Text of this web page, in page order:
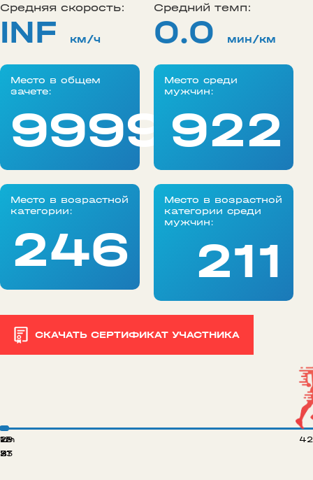
Средняя скорость:
INF км/ч
Средний темп:
0.0 мин/км
Место в общем
зачете:
99999
Место среди
мужчин:
922
Место в возрастной
категории:
246
Место в возрастной
категории среди
мужчин:
211
СКАЧАТЬ СЕРТИФИКАТ УЧАСТНИКА
8
12
21
29
33